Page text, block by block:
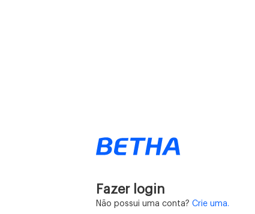
Fazer login
Não possui uma conta?Crie uma.